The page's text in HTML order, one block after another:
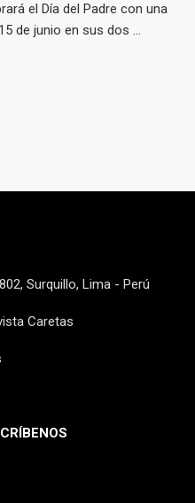
el Día del Padre con una
de junio en sus dos ...
Surquillo, Lima - Perú
Caretas